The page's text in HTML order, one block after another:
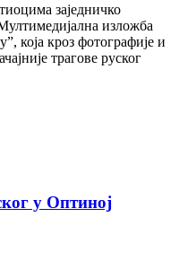
заједничко
изложба
која кроз фотографије и
трагове руског
у Оптиној